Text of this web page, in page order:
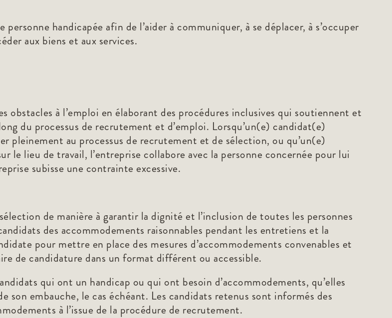
handicapée afin de l’aider à communiquer, à se déplacer, à s’occuper
aux biens et aux services.
obstacles à l’emploi en élaborant des procédures inclusives qui soutiennent et
du processus de recrutement et d’emploi. Lorsqu’un(e) candidat(e)
pleinement au processus de recrutement et de sélection, ou qu’un(e)
le lieu de travail, l’entreprise collabore avec la personne concernée pour lui
subisse une contrainte excessive.
de manière à garantir la dignité et l’inclusion de toutes les personnes
des accommodements raisonnables pendant les entretiens et la
pour mettre en place des mesures d’accommodements convenables et
de candidature dans un format différent ou accessible.
qui ont un handicap ou qui ont besoin d’accommodements, qu’elles
son embauche, le cas échéant. Les candidats retenus sont informés des
à l’issue de la procédure de recrutement.